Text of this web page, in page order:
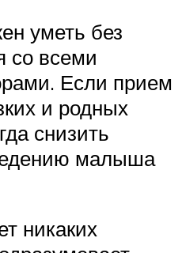
уметь без
со всеми
Если прием
и родных
снизить
малыша
никаких